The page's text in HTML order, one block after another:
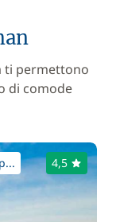
ti permettono
di comode
4,5